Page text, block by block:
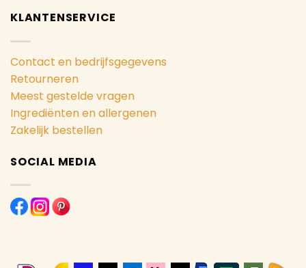
KLANTENSERVICE
Contact en bedrijfsgegevens
Retourneren
Meest gestelde vragen
Ingrediënten en allergenen
Zakelijk bestellen
SOCIAL MEDIA